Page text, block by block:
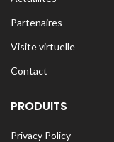
Partenaires
Visite virtuelle
Contact
PRODUITS
Privacy Policy